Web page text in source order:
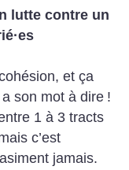
lutte contre un
·es
et ça
son mot à dire !
1 à 3 tracts
c’est
jamais.